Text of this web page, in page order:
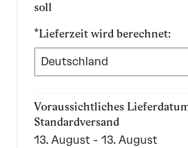
soll
*Lieferzeit wird berechnet:
Voraussichtliches
Standardversand
13. August - 13. August